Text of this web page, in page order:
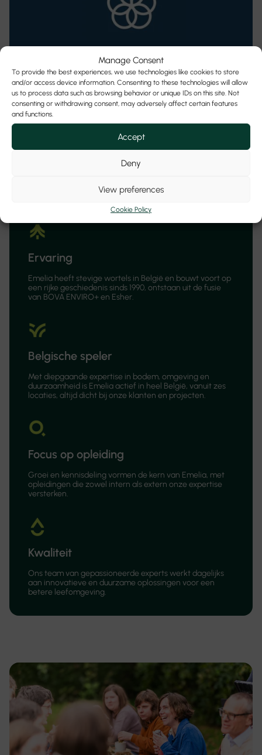
Manage Consent
To provide the best experiences, we use technologies like cookies to store
and/or access device information. Consenting to these technologies will allow
us to process data such as browsing behavior or unique IDs on this site. Not
consenting or withdrawing consent, may adversely affect certain features
and functions.
Accept
Deny
View preferences
Cookie Policy
SDG 17 – Partnerschappen
We versterken onze impact door samen te werken met
overheden, onderwijsinstellingen, sectororganisaties en
klanten, omdat gedeelde kennis dubbele kracht betekent.
Als studiebureau kan Emelia de grootste impact realiseren
door partnerschappen aan te gaan, sinds 2024 eveneens
internationaal met Interreg North Sea.
Ervaring
Emelia heeft stevige wortels in België en bouwt voort op
een rijke geschiedenis sinds 1990, ontstaan uit de fusie
van BOVA ENVIRO+ en Esher.
Belgische speler
Met diepgaande expertise in bodem, omgeving en
duurzaamheid is Emelia actief in heel België, vanuit zes
locaties, altijd dicht bij onze klanten en projecten.
Focus op opleiding
Groei en kennisdeling vormen de kern van Emelia, met
opleidingen die zowel intern als extern onze expertise
versterken.
Kwaliteit
Ons team van gepassioneerde experts werkt dagelijks
aan innovatieve en duurzame oplossingen voor een
betere leefomgeving.